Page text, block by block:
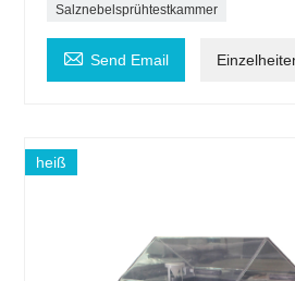
Salznebelsprühtestkammer
 Send Email
heiß